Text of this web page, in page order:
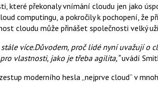
které překonaly vnímání cloudu jen jako
computingu, a pokročily k pochopení, že
cloudu může přinášet společnosti velký
více.Důvodem, proč lidé nyní uvažují o
vlastnosti, jako je třeba agilita,“uvádí
moderního hesla „nejprve cloud“ v